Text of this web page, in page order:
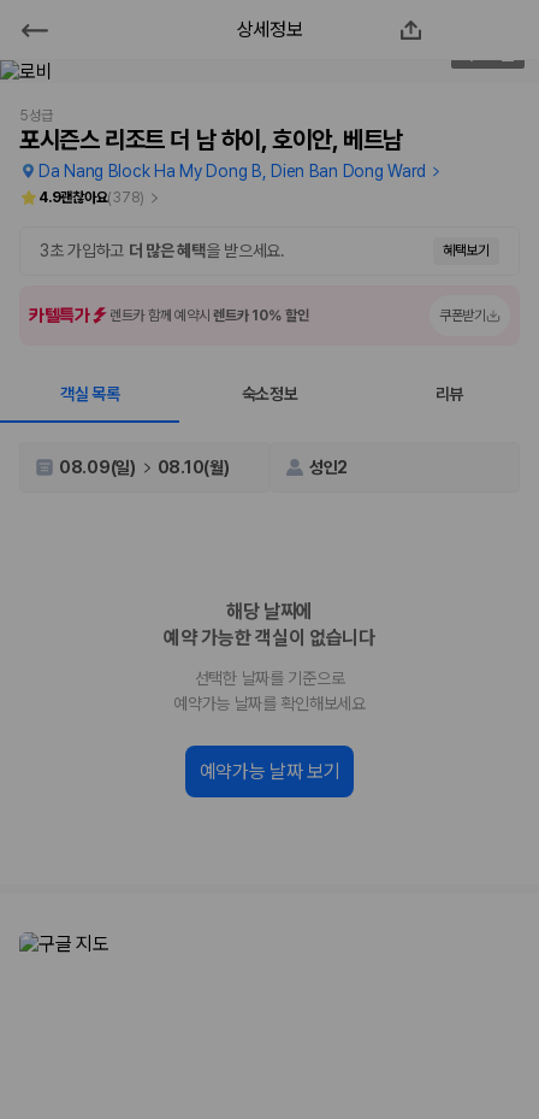
포시즌스 리조트 더 남 하이, 호이안,
베트남
2000만 이용고객이 선택한 제주 렌트카 가격비교 플랫폼
제주 렌트카 업체별 실시간 예약 가능 차량과 요금
인원에 맞는 차종별 가격을 비교합니다.
일반자차, 완전자차, 슈퍼자차의 면책금과 보상 한
제주공항 인수 조건 비교:셔틀 이동, 인수 위치, 반납 편의성을 함께
비교 후 원하는 차량을 바로 예약할 수 있습니다.
1. 단순 최저가가 아니라 실제 결제 조건을 비교하세요
상세정보
5성급
포시즌스 리조트 더 남 하이, 호이안, 베트남
Da Nang Block Ha My Dong B, Dien Ban Dong Ward
4.9괜찮아요(378)
3초 가입하고 더 많은 혜택을 받으세요. 혜택보기
카텔특가 렌트카 함께 예약시렌트카 10% 할인 쿠폰받기
객실 목록 숙소정보 리뷰
08.09(일) 08.10(월) 성인2
해당 날짜에
예약 가능한 객실이 없습니다
선택한 날짜를 기준으로
예약가능 날짜를 확인해보세요
예약가능 날짜 보기